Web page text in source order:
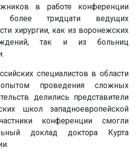
в работе конференции
более тридцати ведущих
хирургии, как из воронежских
так и из больниц
специалистов в области
проведения сложных
делились представители
школ западноевропейской
конференции смогли
доклад доктора Курта